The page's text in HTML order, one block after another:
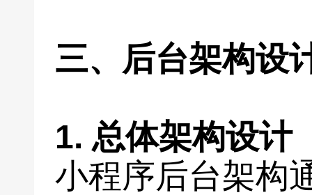
三、后台架构设
1. 总体架构设计
小程序后台架构